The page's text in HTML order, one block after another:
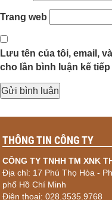
Trang web
Lưu tên của tôi, email,
cho lần bình luận kế
THÔNG TIN CÔNG TY
CÔNG TY TNHH TM XNK
Địa chỉ: 17 Phú Thọ Hòa -
phố Hồ Chí Minh
Điện thoại: 028.3535.9768